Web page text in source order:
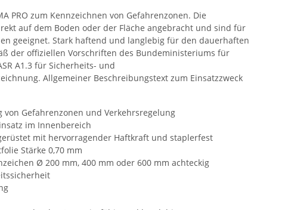
PRO zum Kennzeichnen von Gefahrenzonen. Die
auf dem Boden oder der Fläche angebracht und sind für
geeignet. Stark haftend und langlebig für den dauerhaften
der offiziellen Vorschriften des Bundeministeriums für
A1.3 für Sicherheits- und
Allgemeiner Beschreibungstext zum Einsatzzweck
von Gefahrenzonen und Verkehrsregelung
im Innenbereich
mit hervorragender Haftkraft und staplerfest
Stärke 0,70 mm
Ø 200 mm, 400 mm oder 600 mm achteckig